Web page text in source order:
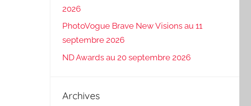
2026
PhotoVogue Brave New Visions au 11
septembre 2026
ND Awards au 20 septembre 2026
Archives